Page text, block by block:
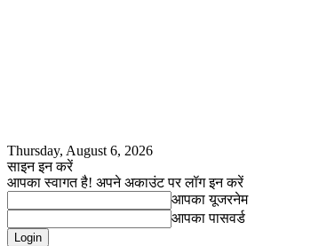
Thursday, August 6, 2026
साइन इन करें
आपका स्वागत है! अपने अकाउंट पर लॉग इन करें
आपका यूजरनेम
आपका पासवर्ड